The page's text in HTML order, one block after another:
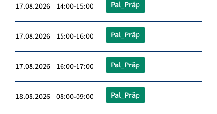
17.08.2026 14:00-15:00 Pal_Präp
17.08.2026 15:00-16:00 Pal_Präp
17.08.2026 16:00-17:00 Pal_Präp
18.08.2026 08:00-09:00 Pal_Präp